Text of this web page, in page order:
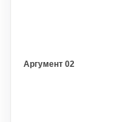
Аргумент 02